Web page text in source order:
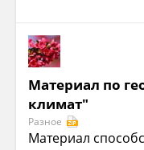
Материал по
климат"
Разное
Материал